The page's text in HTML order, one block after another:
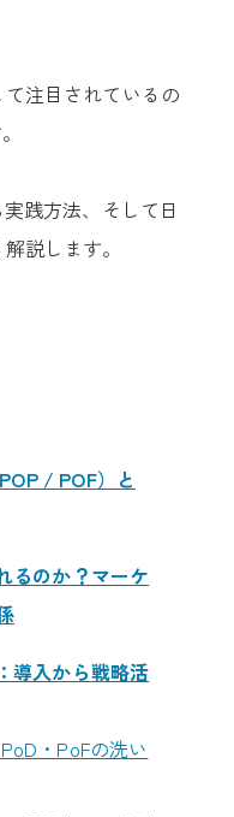
注目されているの
践方法、そして日
説します。
/ POF）と
るのか？マーケ
導入から戦略活
・PoFの洗い